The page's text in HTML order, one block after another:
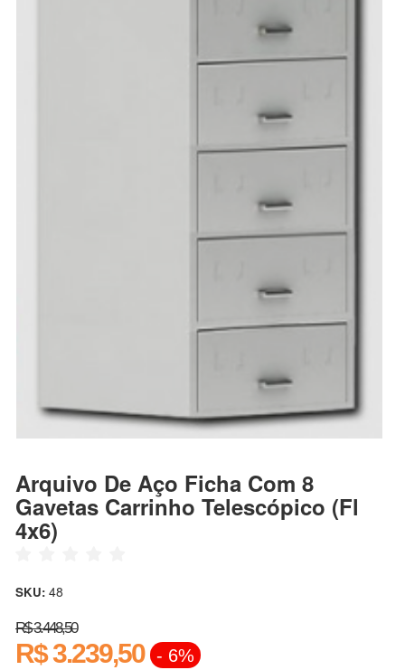
Arquivo De Aço Ficha Com 8
Gavetas Carrinho Telescópico (Fl
4x6)
SKU: 48
R$ 3.448,50
R$ 3.239,50 - 6%